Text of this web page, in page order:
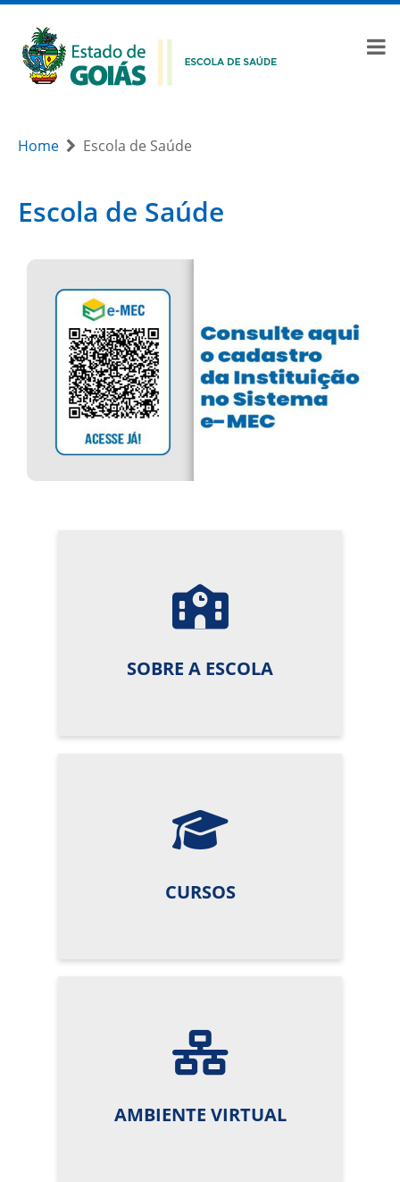
Home Escola de Saúde
Escola de Saúde
SOBRE A ESCOLA
CURSOS
AMBIENTE VIRTUAL